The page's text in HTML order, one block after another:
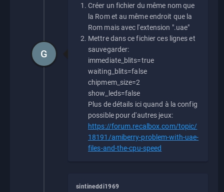
Créer un fichier du même nom que
la Rom et au même endroit que la
Rom mais avec l'extension ".uae"
Mettre dans ce fichier ces lignes et
sauvegarder:
immediate_blits=true
waiting_blits=false
chipmem_size=2
show_leds=false
Plus de détails ici quand à la config
possible pour d'autres jeux:
https://forum.recalbox.com/topic/
18191/amiberry-problem-with-uae-
files-and-the-cpu-speed
G
sintineddi1969